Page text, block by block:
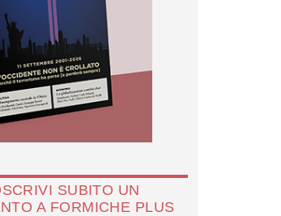
SUBITO UN
A FORMICHE PLUS